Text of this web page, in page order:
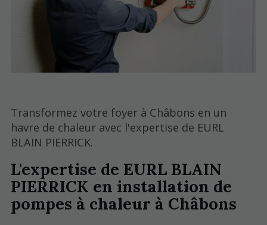
Transformez votre foyer à Châbons en un
havre de chaleur avec l'expertise de EURL
BLAIN PIERRICK.
L'expertise de EURL BLAIN
PIERRICK en installation de
pompes à chaleur à Châbons